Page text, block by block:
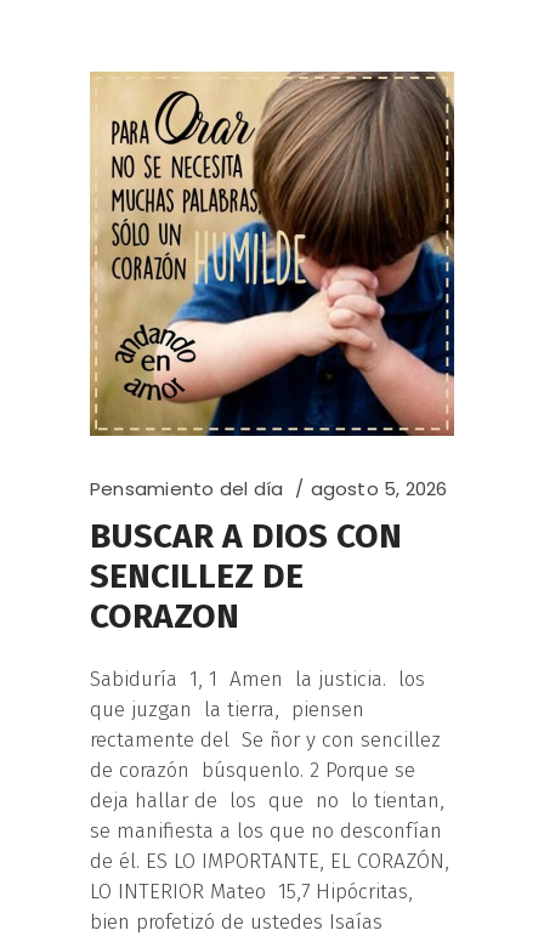
Pensamiento del día agosto 5, 2026
BUSCAR A DIOS CON
SENCILLEZ DE
CORAZON
Sabiduría 1, 1 Amen la justicia. los
que juzgan la tierra, piensen
rectamente del Se ñor y con sencillez
de corazón búsquenlo. 2 Porque se
deja hallar de los que no lo tientan,
se manifiesta a los que no desconfían
de él. ES LO IMPORTANTE, EL CORAZÓN,
LO INTERIOR Mateo 15,7 Hipócritas,
bien profetizó de ustedes Isaías